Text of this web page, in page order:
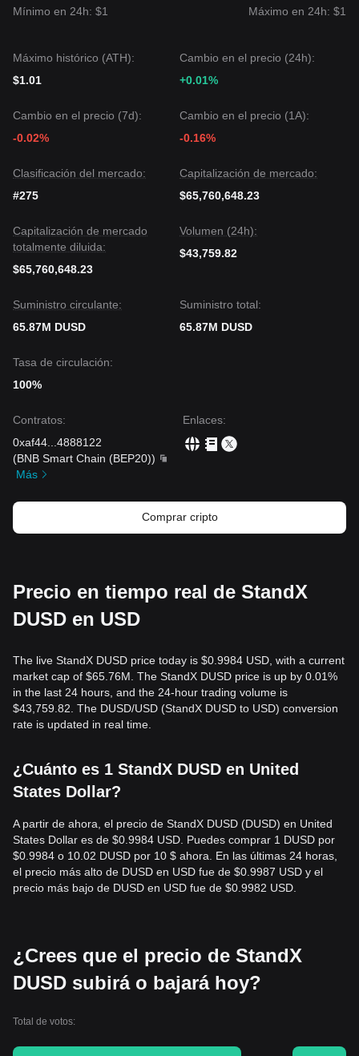
Mínimo en 24h: $1 Máximo en 24h: $1
Máximo histórico (ATH):
$1.01
Cambio en el precio (24h):
+0.01%
Cambio en el precio (7d):
-0.02%
Cambio en el precio (1A):
-0.16%
Clasificación del mercado:
#275
Capitalización de mercado:
$65,760,648.23
Capitalización de mercado
totalmente diluida:
$65,760,648.23
Volumen (24h):
$43,759.82
Suministro circulante:
65.87M DUSD
Suministro total:
65.87M DUSD
Tasa de circulación:
100%
Contratos:
0xaf44
4888122
(BNB Smart Chain (BEP20))
Más
Enlaces:
Comprar cripto
Precio en tiempo real de StandX
DUSD en USD
The live StandX DUSD price today is $0.9984 USD, with a current
market cap of $65.76M. The StandX DUSD price is up by 0.01%
in the last 24 hours, and the 24-hour trading volume is
$43,759.82. The DUSD/USD (StandX DUSD to USD) conversion
rate is updated in real time.
¿Cuánto es 1 StandX DUSD en United
States Dollar?
A partir de ahora, el precio de StandX DUSD (DUSD) en United
States Dollar es de $0.9984 USD. Puedes comprar 1 DUSD por
$0.9984 o 10.02 DUSD por 10 $ ahora. En las últimas 24 horas,
el precio más alto de DUSD en USD fue de $0.9987 USD y el
precio más bajo de DUSD en USD fue de $0.9982 USD.
¿Crees que el precio de StandX
DUSD subirá o bajará hoy?
Total de votos: